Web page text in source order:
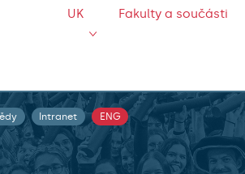
UK Fakulty a součásti
Intranet ENG